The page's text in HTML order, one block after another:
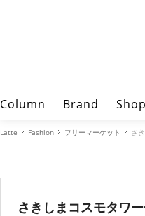
Column Brand Shop
Latte Fashion フリーマーケット さ
さきしまコスモタワ